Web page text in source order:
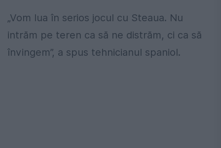
„Vom lua în serios jocul cu Steaua. Nu
intrăm pe teren ca să ne distrăm, ci ca să
învingem”, a spus tehnicianul spaniol.